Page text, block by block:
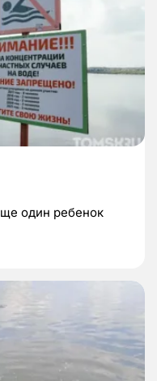
один ребенок